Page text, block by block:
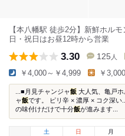
【本八幡駅 徒歩2分】新鮮ホル
日・祝日はお昼12時から営業
3.30 125 人
￥4,000～￥4,999 ￥
...■月見チャンジャ飯 大人気、亀戸
ャ飯です。 ピリ辛 × 濃厚 × コク深
の味付けだけで十分飯が進みます...
土
日 月